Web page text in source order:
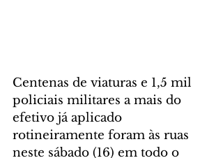
Centenas de viaturas e 1,5 mil
policiais militares a mais do
efetivo já aplicado
rotineiramente foram às ruas
neste sábado (16) em todo o